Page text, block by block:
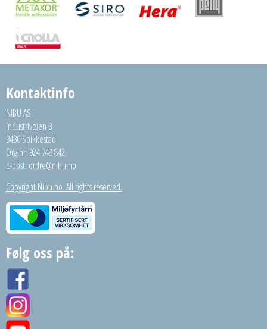
Kontaktinfo
NIBU AS
Industriveien 3
3430 Spikkestad
Org.nr: 924 748 842
E-post: ordre@nibu.no
Copyright Nibu.no. All rights reserved.
Følg oss på: